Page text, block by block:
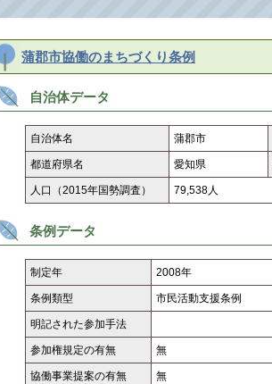
蒲郡市協働のまちづくり条例
自治体データ
自治体名 蒲郡市
都道府県名 愛知県
人口（2015年国勢調査） 79,538人
条例データ
制定年 2008年
条例類型 市民活動支援条例
明記された参加手法
参加権規定の有無 無
協働事業提案の有無 無